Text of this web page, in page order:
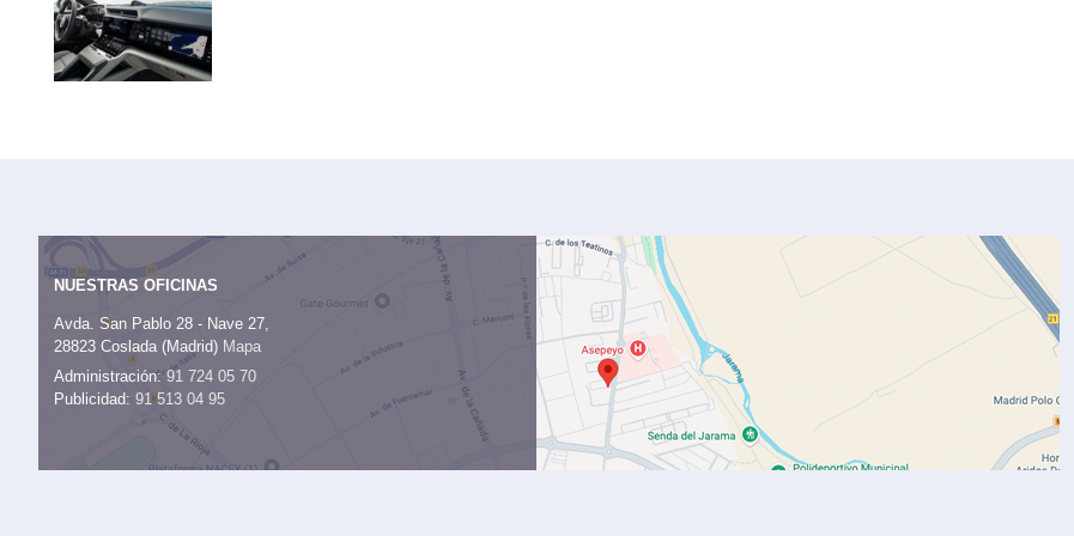
NUESTRAS OFICINAS
Avda. San Pablo 28 - Nave 27,
28823 Coslada (Madrid) Mapa
Administración:91 724 05 70
Publicidad: 91 513 04 95